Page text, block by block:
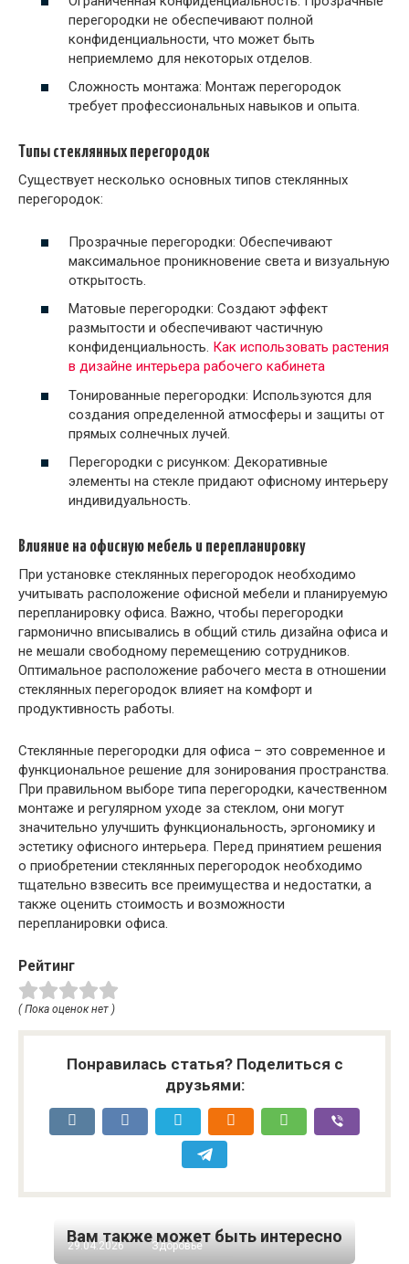
перегородки не обеспечивают полной
конфиденциальности, что может быть
неприемлемо для некоторых отделов.
Сложность монтажа: Монтаж перегородок
требует профессиональных навыков и опыта.
Типы стеклянных перегородок
Существует несколько основных типов стеклянных
перегородок:
Прозрачные перегородки: Обеспечивают
максимальное проникновение света и визуальную
открытость.
Матовые перегородки: Создают эффект
размытости и обеспечивают частичную
конфиденциальность. Как использовать растения
в дизайне интерьера рабочего кабинета
Тонированные перегородки: Используются для
создания определенной атмосферы и защиты от
прямых солнечных лучей.
Перегородки с рисунком: Декоративные
элементы на стекле придают офисному интерьеру
индивидуальность.
Влияние на офисную мебель и перепланировку
При установке стеклянных перегородок необходимо
учитывать расположение офисной мебели и планируемую
перепланировку офиса. Важно, чтобы перегородки
гармонично вписывались в общий стиль дизайна офиса и
не мешали свободному перемещению сотрудников.
Оптимальное расположение рабочего места в отношении
стеклянных перегородок влияет на комфорт и
продуктивность работы.
Стеклянные перегородки для офиса – это современное и
функциональное решение для зонирования пространства.
При правильном выборе типа перегородки, качественном
монтаже и регулярном уходе за стеклом, они могут
значительно улучшить функциональность, эргономику и
эстетику офисного интерьера. Перед принятием решения
о приобретении стеклянных перегородок необходимо
тщательно взвесить все преимущества и недостатки, а
также оценить стоимость и возможности
перепланировки офиса.
Рейтинг
( Пока оценок нет )
Понравилась статья? Поделиться с
друзьями:
Вам также может быть интересно
29.04.2026 Здоровье